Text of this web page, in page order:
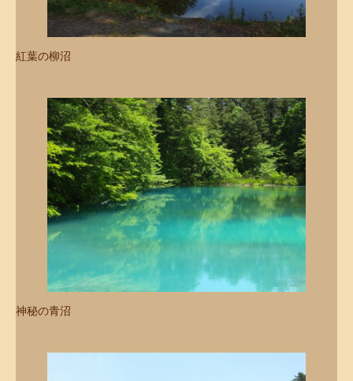
紅葉の柳沼
神秘の青沼